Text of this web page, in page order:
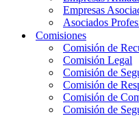
Empresas
Asociados
Comisiones
Comisión de
Comisión Legal
Comisión de
Comisión de
Comisión de
Comisión de